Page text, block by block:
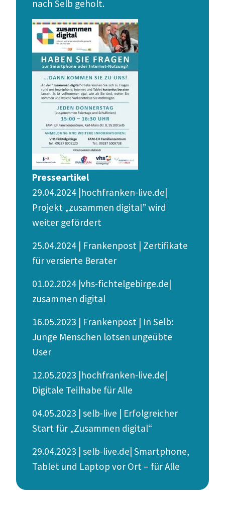
nach Selb geholt.
Presseartikel
29.04.2024 |hochfranken-live.de|
Projekt „zusammen digital” wird
weiter gefördert
25.04.2024 | Frankenpost | Zerti­fikate
für versierte Berater
01.02.2024 |vhs-fichtelgebirge.de|
zusammen digital
16.05.2023 | Frankenpost | In Selb:
Junge Menschen lotsen ungeübte
User
12.05.2023 |hochfranken-live.de|
Digitale Teilhabe für Alle
04.05.2023 | selb-live | Erfolg­reicher
Start für „Zusammen digital“
29.04.2023 | selb-live.de| Smart­phone,
Tablet und Laptop vor Ort – für Alle